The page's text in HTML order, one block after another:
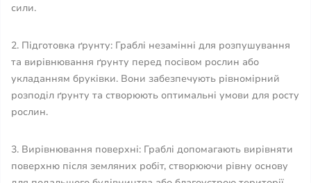
сили.
2. Підготовка ґрунту: Граблі незамінні для розпушування
та вирівнювання ґрунту перед посівом рослин або
укладанням бруківки. Вони забезпечують рівномірний
розподіл ґрунту та створюють оптимальні умови для росту
рослин.
3. Вирівнювання поверхні: Граблі допомагають вирівняти
поверхню після земляних робіт, створюючи рівну основу